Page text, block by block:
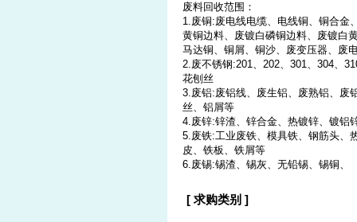
废料回收范围：
1.废铜:废电线电缆、电线铜、铜合金
黄铜边料、废镀白磷铜边料、废镀白
马达铜、铜屑、铜沙、废变压器、废
2.废不锈钢:201、202、301、304、
花刨丝
3.废铝:废铝线、废生铝、废熟铝、废
丝、铝屑等
4.废锌:锌渣、锌合金、热镀锌、镀铝
5.废铁:工业废铁、模具铁、钢筋头、
皮、铁板、铁屑等
6.废锡:锡渣、锡灰、无铅锡、锡铜、
[ 求购类别 ]